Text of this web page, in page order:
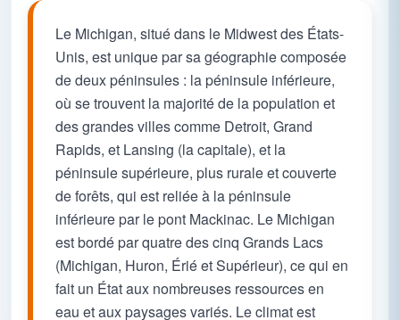
Le Michigan, situé dans le Midwest des États-
Unis, est unique par sa géographie composée
de deux péninsules : la péninsule inférieure,
où se trouvent la majorité de la population et
des grandes villes comme Detroit, Grand
Rapids, et Lansing (la capitale), et la
péninsule supérieure, plus rurale et couverte
de forêts, qui est reliée à la péninsule
inférieure par le pont Mackinac. Le Michigan
est bordé par quatre des cinq Grands Lacs
(Michigan, Huron, Érié et Supérieur), ce qui en
fait un État aux nombreuses ressources en
eau et aux paysages variés. Le climat est